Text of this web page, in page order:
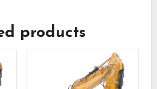
products